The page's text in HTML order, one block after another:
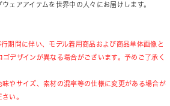
ェアアイテムを世界中の人々にお届けします。
期間に伴い、モデル着用商品および商品単体画像と
デザインが異なる場合がございます。予めご了承く
やサイズ、素材の混率等の仕様に変更がある場合が
い。